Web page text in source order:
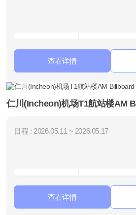
查看详情
仁川(Incheon)机场T1航站楼AM
日程 : 2026.05.11 ~ 2026.05.17
查看详情